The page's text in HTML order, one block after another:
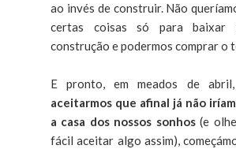
ao invés de construir. Não
certas coisas só para
construção e podermos comprar o
E pronto, em meados de abril,
aceitarmos que afinal já não
a casa dos nossos sonhos(e
fácil aceitar algo assim),